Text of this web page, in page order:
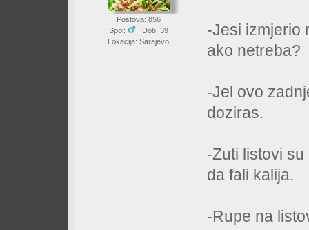
Postova: 856
Spol:
Dob: 39
Lokacija: Sarajevo
-Jesi izmjerio
ako netreba?
-Jel ovo
doziras.
-Zuti listovi
da fali kalija.
-Rupe na